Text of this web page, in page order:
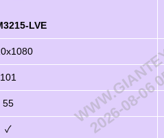
LVE
101
55
✓ 2026-08-